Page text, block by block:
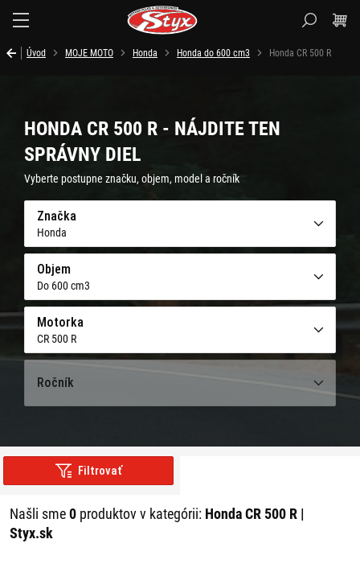
Úvod MOJE MOTO Honda Honda do 600 cm3 Honda CR 500 R
HONDA CR 500 R - NÁJDITE TEN
SPRÁVNY DIEL
Vyberte postupne značku, objem, model a ročník
Značka
Honda
Objem
Do 600 cm3
Motorka
CR 500 R
Ročník
Filtrovať
Našli sme0 produktov v kategórii: Honda CR 500 R |
Styx.sk